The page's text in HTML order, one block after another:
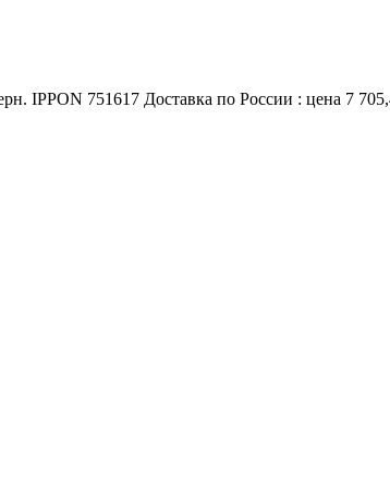
IPPON 751617 Доставка по России : цена 7